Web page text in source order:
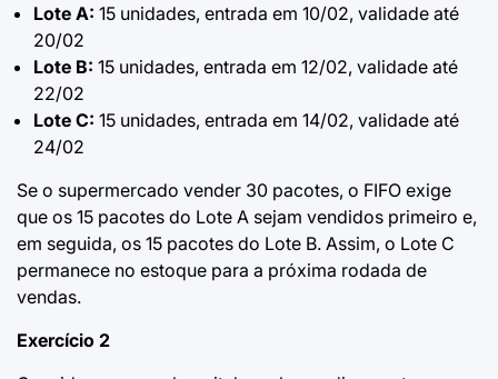
Lote A: 15 unidades, entrada em 10/02, validade até
20/02
Lote B: 15 unidades, entrada em 12/02, validade até
22/02
Lote C: 15 unidades, entrada em 14/02, validade até
24/02
Se o supermercado vender 30 pacotes, o FIFO exige
que os 15 pacotes do Lote A sejam vendidos primeiro e,
em seguida, os 15 pacotes do Lote B. Assim, o Lote C
permanece no estoque para a próxima rodada de
vendas.
Exercício 2